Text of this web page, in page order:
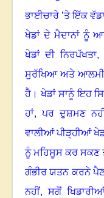
ਭਾਈਚਾਰੇ ’ਤੇ ਇੱਕ
ਖੇਡਾਂ ਦੇ ਮੈਦਾਨਾਂ ਨੂੰ
ਖੇਡਾਂ ਦੀ ਨਿਰਪੱਖਤਾ,
ਸੁਰੱਖਿਆ ਅਤੇ ਆਲਮੀ
ਹੈ ।ਖੇਡਾਂ ਸਾਨੂੰ ਇਹ
ਹਾਂ,ਪਰ ਦੁਸ਼ਮਣ
ਵਾਲੀਆਂ ਪੀੜ੍ਹੀਆਂ
ਨੂੰ ਮਹਿਸੂਸ ਕਰ ਸਕਣ
ਗੰਭੀਰ ਯਤਨ ਕਰਨੇ
ਨਹੀਂ, ਸਗੋਂ